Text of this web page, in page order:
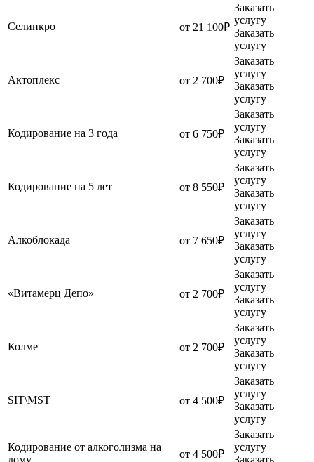
Селинкро от 21 100₽
Заказать
услугу
Заказать
услугу
Актоплекс от 2 700₽
Заказать
услугу
Заказать
услугу
Кодирование на 3 года от 6 750₽
Заказать
услугу
Заказать
услугу
Кодирование на 5 лет от 8 550₽
Заказать
услугу
Заказать
услугу
Алкоблокада от 7 650₽
Заказать
услугу
Заказать
услугу
«Витамерц Депо» от 2 700₽
Заказать
услугу
Заказать
услугу
Колме от 2 700₽
Заказать
услугу
Заказать
услугу
SIT\MST от 4 500₽
Заказать
услугу
Заказать
услугу
Кодирование от алкоголизма на
дому
от 4 500₽
Заказать
услугу
Заказать